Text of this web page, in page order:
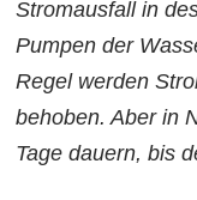
Stromausfall in
Pumpen der
Regel werden
behoben. Aber in
Tage dauern, bis